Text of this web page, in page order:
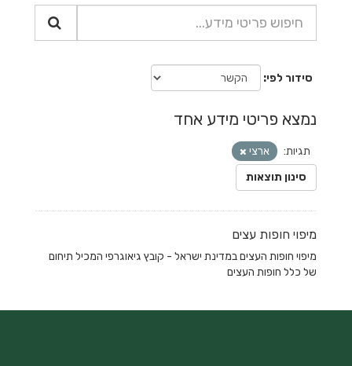
סידור לפי
נמצא פריטי מידע אחד
תגיות:
ארצי
סינון תוצאות
מיפוי חופות עצים
מיפוי חופות העצים במדינת ישראל - קובץ גיאוגרפי המכיל תיחום
של כלל חופות העצים